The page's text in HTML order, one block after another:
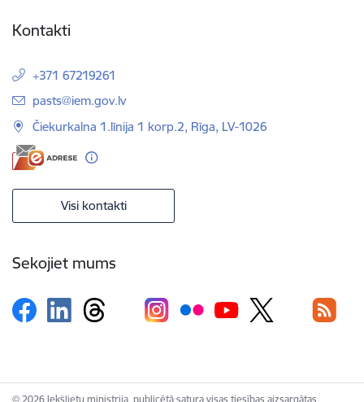
Kontakti
+371 67219261
E-pasts:
pasts@iem.gov.lv
Čiekurkalna 1.līnija 1 korp.2, Rīga, LV-1026
Visi kontakti
Sekojiet mums
© 2026 Iekšlietu ministrija, publicētā satura visas tiesības aizsargātas.